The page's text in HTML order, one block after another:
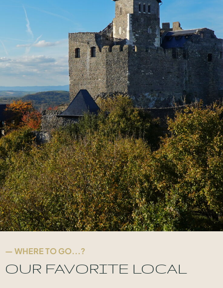
— WHERE TO GO...?
OUR FAVORITE LOCAL